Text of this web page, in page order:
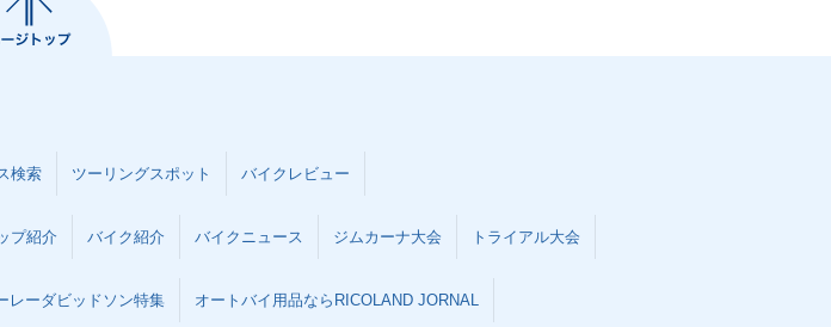
検索 ツーリングスポット バイクレビュー
プ紹介 バイク紹介 バイクニュース ジムカーナ大会 トライアル大会
レーダビッドソン特集 オートバイ用品ならRICOLAND JORNAL